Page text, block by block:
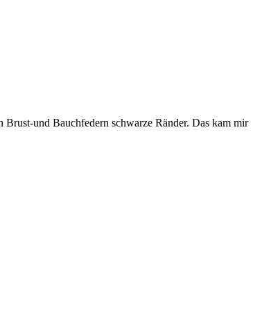
Brust-und Bauchfedern schwarze Ränder. Das kam mir